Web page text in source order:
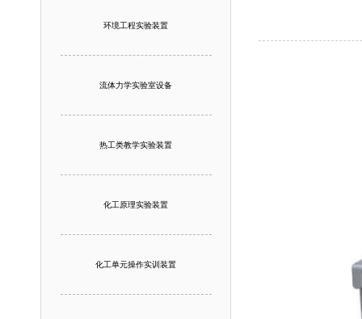
环境工程实验装置
流体力学实验室设备
热工类教学实验装置
化工原理实验装置
化工单元操作实训装置